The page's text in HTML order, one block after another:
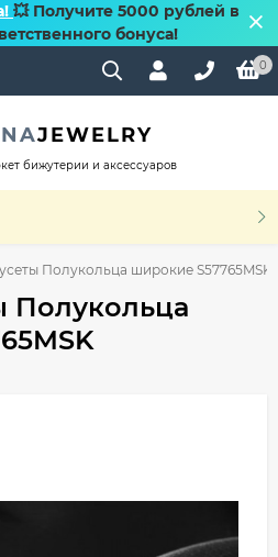
💥 Получите 5000 рублей в
бонуса!
0
JEWELRY
бижутерии и аксессуаров
Полукольца широкие S57765MSK
Полукольца